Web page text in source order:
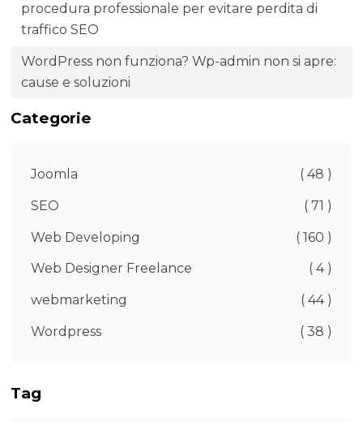
procedura professionale per evitare perdita di
traffico SEO
WordPress non funziona? Wp-admin non si apre:
cause e soluzioni
Categorie
Joomla ( 48 )
SEO ( 71 )
Web Developing ( 160 )
Web Designer Freelance ( 4 )
webmarketing ( 44 )
Wordpress ( 38 )
Tag